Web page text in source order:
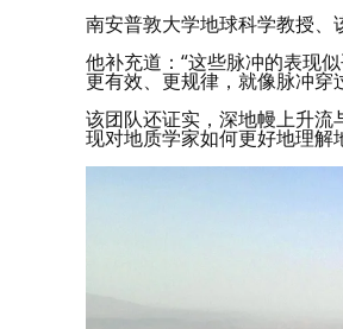
南安普敦大学地球科学教授、
他补充道：“这些脉冲的表现
更有效、更规律，就像脉冲穿
该团队还证实，深地幔上升
现对地质学家如何更好地理解